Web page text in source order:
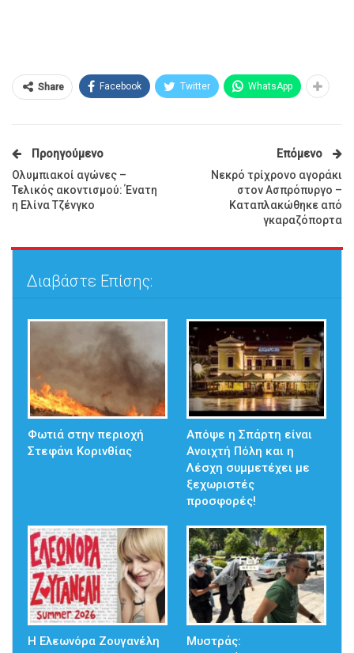
Share Facebook Twitter WhatsApp
Προηγούμενο
Ολυμπιακοί αγώνες –
Τελικός ακοντισμού: Ένατη
η Ελίνα Τζένγκο
Επόμενο
Nεκρό τρίχρονο αγοράκι
στον Ασπρόπυργο –
Καταπλακώθηκε από
γκαραζόπορτα
Διαβάστε Επίσης:
Φωτιά στην περιοχή
Στεφάνι Κορινθίας
Απόψε η Σπάρτη είναι
Ανοιχτή Πόλη και η
Λέσχη συμμετέχει με
ξεχωριστές
προσφορές!
Η Ελεωνόρα Ζουγανέλη
Μυστράς: